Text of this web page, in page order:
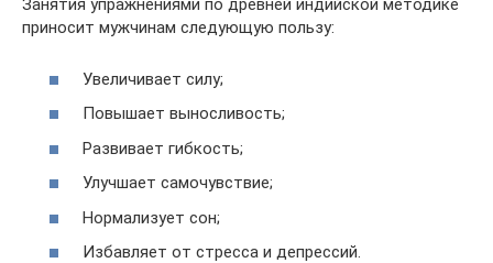
Занятия упражнениями по древней индийской методике
приносит мужчинам следующую пользу:
Увеличивает силу;
Повышает выносливость;
Развивает гибкость;
Улучшает самочувствие;
Нормализует сон;
Избавляет от стресса и депрессий.